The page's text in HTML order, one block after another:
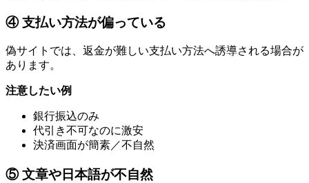
④ 支払い方法が偏っている
偽サイトでは、返金が難しい支払い方法へ誘導される場合が
あります。
注意したい例
銀行振込のみ
代引き不可なのに激安
決済画面が簡素／不自然
⑤ 文章や日本語が不自然